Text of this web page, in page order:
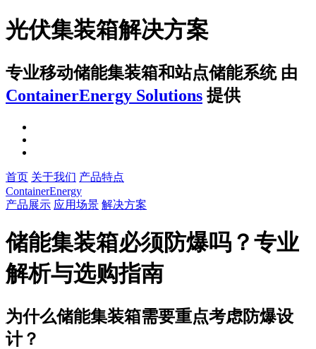
光伏集装箱解决方案
专业移动储能集装箱和站点储能系统 由
ContainerEnergy Solutions 提供
首页 关于我们 产品特点
ContainerEnergy
产品展示 应用场景 解决方案
储能集装箱必须防爆吗？专业
解析与选购指南
为什么储能集装箱需要重点考虑防爆设
计？